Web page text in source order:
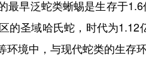
最早泛蛇类蜥蜴是生存于
的圣域哈氏蛇，时代为
境中，与现代蛇类的生存环